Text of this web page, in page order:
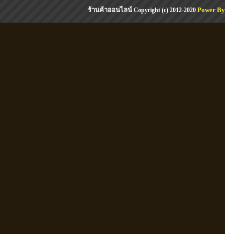
ร้านค้าออนไลน์ Copyright (c) 2012-2020 Power